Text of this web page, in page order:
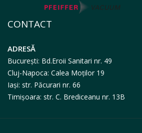
CONTACT
ADRESĂ
București: Bd.Eroii Sanitari nr. 49
Cluj-Napoca: Calea Moților 19
Iași: str. Păcurari nr. 66
Timișoara: str. C. Brediceanu nr. 13B